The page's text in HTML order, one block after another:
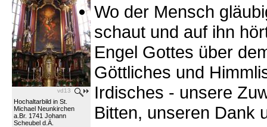
vd13
Hochaltarbild in St.
Michael Neunkirchen
a.Br. 1741 Johann
Scheubel d.Ä.
Wo der Mensch
schaut und auf ihn
Engel Gottes über
Göttliches und
Irdisches - unsere
Bitten, unseren Dank